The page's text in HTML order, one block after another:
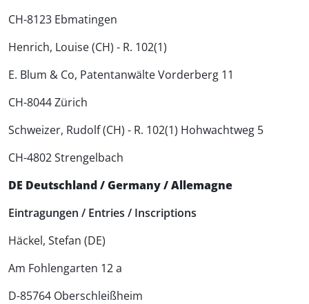
CH-8123 Ebmatingen
Henrich, Louise (CH) - R. 102(1)
E. Blum & Co, Patentanwälte Vorderberg 11
CH-8044 Zürich
Schweizer, Rudolf (CH) - R. 102(1) Hohwachtweg 5
CH-4802 Strengelbach
DE Deutschland / Germany / Allemagne
Eintragungen / Entries / Inscriptions
Häckel, Stefan (DE)
Am Fohlengarten 12 a
D-85764 Oberschleißheim